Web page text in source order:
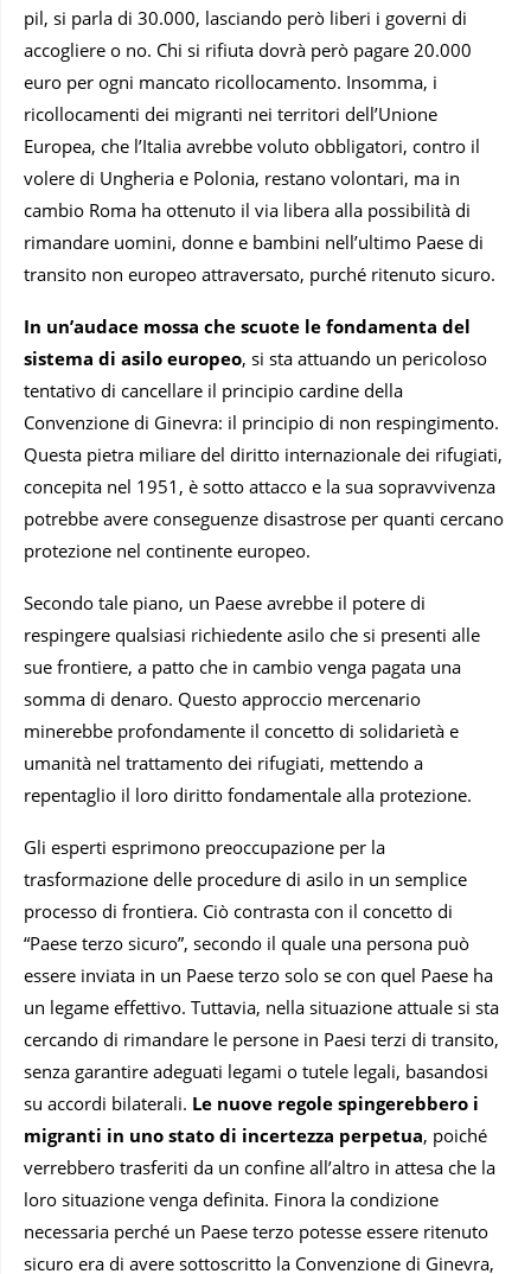
pil, si parla di 30.000, lasciando però liberi i governi di
accogliere o no. Chi si rifiuta dovrà però pagare 20.000
euro per ogni mancato ricollocamento. Insomma, i
ricollocamenti dei migranti nei territori dell’Unione
Europea, che l’Italia avrebbe voluto obbligatori, contro il
volere di Ungheria e Polonia, restano volontari, ma in
cambio Roma ha ottenuto il via libera alla possibilità di
rimandare uomini, donne e bambini nell’ultimo Paese di
transito non europeo attraversato, purché ritenuto sicuro.
In un’audace mossa che scuote le fondamenta del
sistema di asilo europeo, si sta attuando un pericoloso
tentativo di cancellare il principio cardine della
Convenzione di Ginevra: il principio di non respingimento.
Questa pietra miliare del diritto internazionale dei rifugiati,
concepita nel 1951, è sotto attacco e la sua sopravvivenza
potrebbe avere conseguenze disastrose per quanti cercano
protezione nel continente europeo.
Secondo tale piano, un Paese avrebbe il potere di
respingere qualsiasi richiedente asilo che si presenti alle
sue frontiere, a patto che in cambio venga pagata una
somma di denaro. Questo approccio mercenario
minerebbe profondamente il concetto di solidarietà e
umanità nel trattamento dei rifugiati, mettendo a
repentaglio il loro diritto fondamentale alla protezione.
Gli esperti esprimono preoccupazione per la
trasformazione delle procedure di asilo in un semplice
processo di frontiera. Ciò contrasta con il concetto di
“Paese terzo sicuro”, secondo il quale una persona può
essere inviata in un Paese terzo solo se con quel Paese ha
un legame effettivo. Tuttavia, nella situazione attuale si sta
cercando di rimandare le persone in Paesi terzi di transito,
senza garantire adeguati legami o tutele legali, basandosi
su accordi bilaterali. Le nuove regole spingerebbero i
migranti in uno stato di incertezza perpetua, poiché
verrebbero trasferiti da un confine all’altro in attesa che la
loro situazione venga definita. Finora la condizione
necessaria perché un Paese terzo potesse essere ritenuto
sicuro era di avere sottoscritto la Convenzione di Ginevra,